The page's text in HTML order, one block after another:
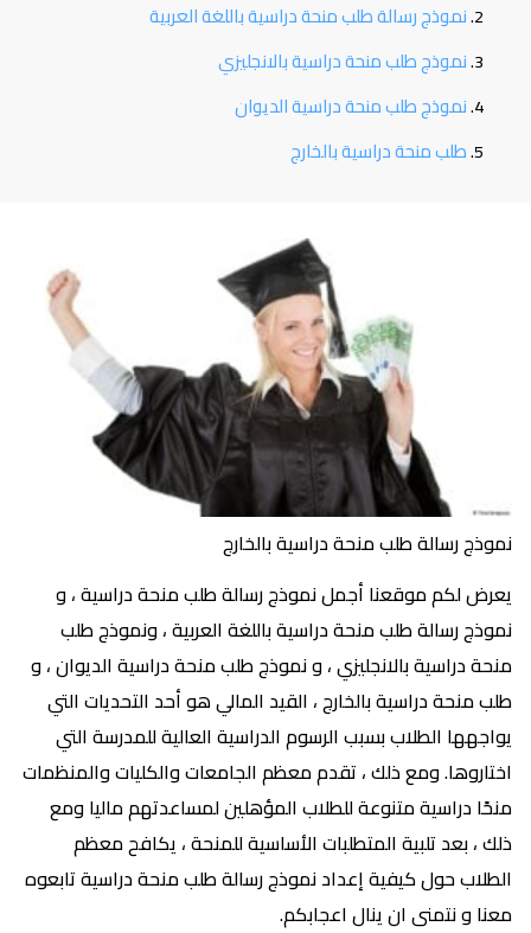
نموذج رسالة طلب منحة دراسية باللغة العربية
نموذج طلب منحة دراسية بالانجليزي
نموذج طلب منحة دراسية الديوان
طلب منحة دراسية بالخارج
نموذج رسالة طلب منحة دراسية بالخارج
يعرض لكم موقعنا أجمل نموذج رسالة طلب منحة دراسية ، و
نموذج رسالة طلب منحة دراسية باللغة العربية ، ونموذج طلب
منحة دراسية بالانجليزي ، و نموذج طلب منحة دراسية الديوان ، و
طلب منحة دراسية بالخارج ، القيد المالي هو أحد التحديات التي
يواجهها الطلاب بسبب الرسوم الدراسية العالية للمدرسة التي
اختاروها. ومع ذلك ، تقدم معظم الجامعات والكليات والمنظمات
منحًا دراسية متنوعة للطلاب المؤهلين لمساعدتهم ماليا ومع
ذلك ، بعد تلبية المتطلبات الأساسية للمنحة ، يكافح معظم
الطلاب حول كيفية إعداد نموذج رسالة طلب منحة دراسية تابعوه
معنا و نتمنى ان ينال اعجابكم.